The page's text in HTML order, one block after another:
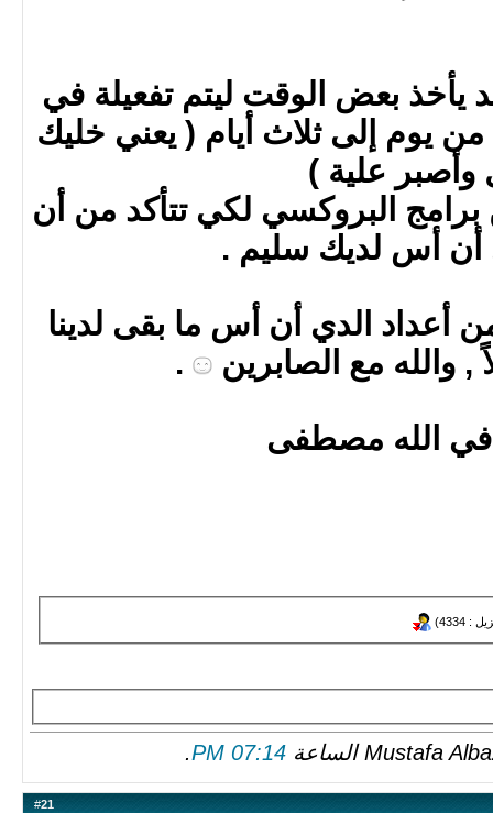
بعض الوقت ليتم تفعيلة في
يوم إلى ثلاث أيام ( يعني خليك
وأصبر علية )
البروكسي لكي تتأكد من أن
أن أس لديك سليم .
أعداد الدي أن أس ما بقى لدينا
, والله مع الصابرين
.
الله مصطفى
07:14 PM
.
#21